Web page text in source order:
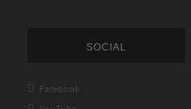
SOCIAL
 Facebook